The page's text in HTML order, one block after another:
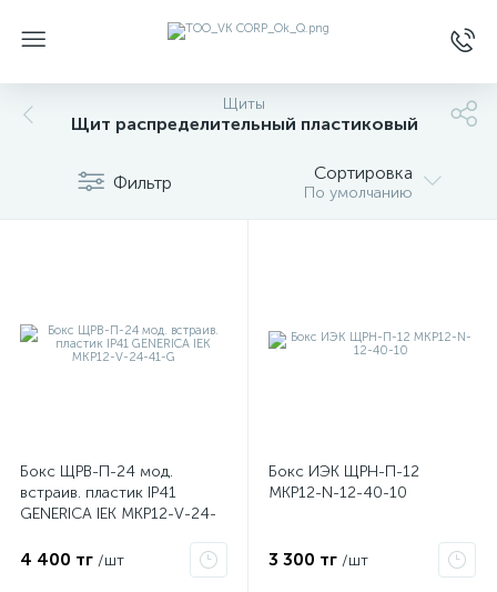
Щиты
Щит распределительный пластиковый
Фильтр Сортировка
По умолчанию
Бокс ЩРВ-П-24 мод.
встраив. пластик IP41
GENERICA IEK MKP12-V-24-
4 400 тг /шт
Бокс ИЭК ЩРН-П-12
MKP12-N-12-40-10
3 300 тг /шт